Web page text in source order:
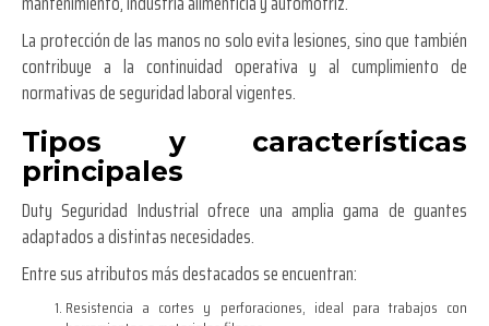
La protección de las manos no solo evita lesiones, sino que también
contribuye a la continuidad operativa y al cumplimiento de
normativas de seguridad laboral vigentes.
Tipos y características
principales
Duty Seguridad Industrial ofrece una amplia gama de guantes
adaptados a distintas necesidades.
Entre sus atributos más destacados se encuentran:
Resistencia a cortes y perforaciones, ideal para trabajos con